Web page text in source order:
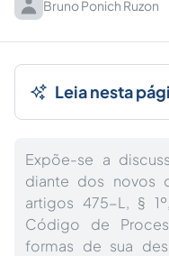
Bruno Ponich Ruzon
Leia nesta
Expõe-se a
diante dos novos
artigos 475-L, §
Código de
formas de sua